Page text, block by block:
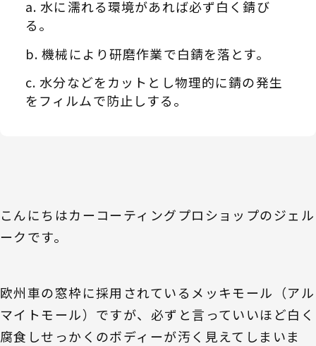
水に濡れる環境があれば必ず白く錆び
る。
機械により研磨作業で白錆を落とす。
水分などをカットとし物理的に錆の発生
をフィルムで防止しする。
こんにちはカーコーティングプロショップのジェル
ークです。
欧州車の窓枠に採用されているメッキモール（アル
マイトモール）ですが、必ずと言っていいほど白く
腐食しせっかくのボディーが汚く見えてしまいま